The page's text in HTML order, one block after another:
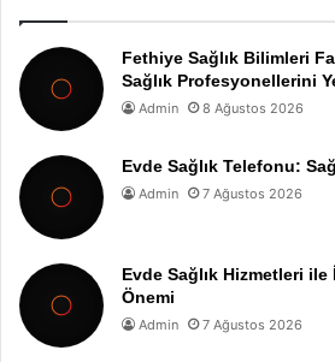
Fethiye Sağlık Bilimleri
Sağlık Profesyonellerini
Admin 8 Ağustos 2026
Evde Sağlık Telefonu:
Admin 7 Ağustos 2026
Evde Sağlık Hizmetleri ile
Önemi
Admin 7 Ağustos 2026